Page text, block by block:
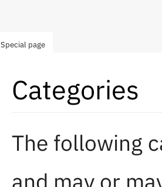
Categories
The following
and may or
Special page